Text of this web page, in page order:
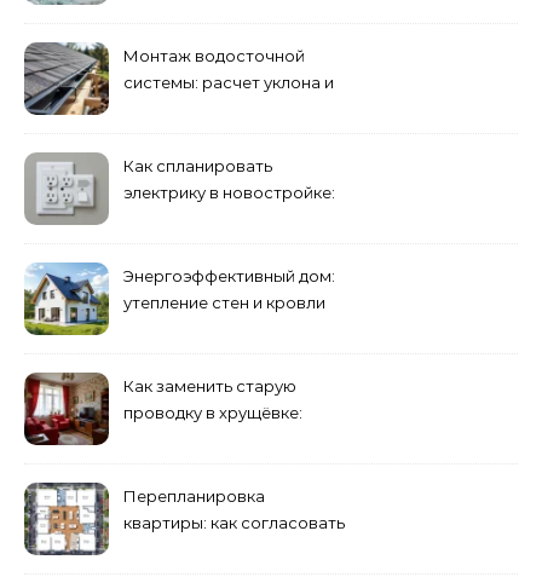
Монтаж водосточной
системы: расчет уклона и
Как спланировать
электрику в новостройке:
Энергоэффективный дом:
утепление стен и кровли
Как заменить старую
проводку в хрущёвке:
Перепланировка
квартиры: как согласовать